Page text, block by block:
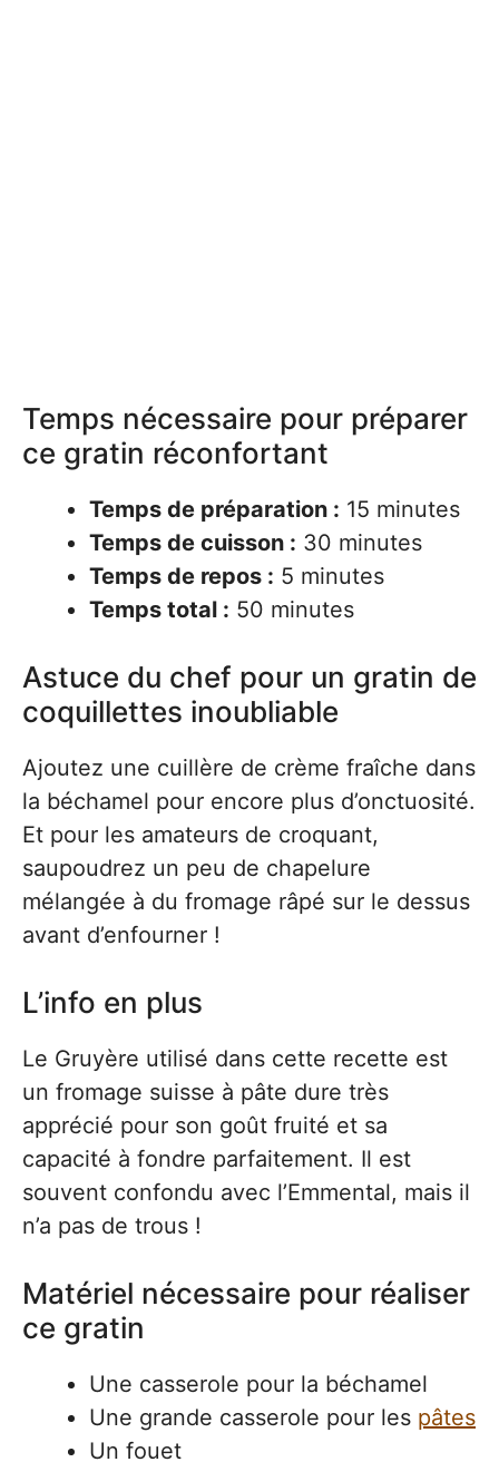
Temps nécessaire pour préparer
ce gratin réconfortant
Temps de préparation : 15 minutes
Temps de cuisson : 30 minutes
Temps de repos : 5 minutes
Temps total : 50 minutes
Astuce du chef pour un gratin de
coquillettes inoubliable
Ajoutez une cuillère de crème fraîche dans
la béchamel pour encore plus d’onctuosité.
Et pour les amateurs de croquant,
saupoudrez un peu de chapelure
mélangée à du fromage râpé sur le dessus
avant d’enfourner !
L’info en plus
Le Gruyère utilisé dans cette recette est
un fromage suisse à pâte dure très
apprécié pour son goût fruité et sa
capacité à fondre parfaitement. Il est
souvent confondu avec l’Emmental, mais il
n’a pas de trous !
Matériel nécessaire pour réaliser
ce gratin
Une casserole pour la béchamel
Une grande casserole pour les pâtes
Un fouet